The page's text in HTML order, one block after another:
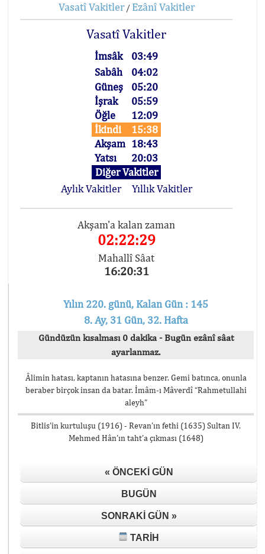
Vasatî Vakitler/ Ezânî Vakitler
Vasatî Vakitler
İmsâk
03:49
Sabâh
04:02
Güneş
05:20
İşrak
05:59
Öğle
12:09
İkindi
15:38
Akşam 18:43
Yatsı
20:03
Diğer Vakitler
Aylık Vakitler
Yıllık Vakitler
Akşam'a kalan zaman
02:22:29
Mahallî Sâat
16:20:31
Yılın 220. günü, Kalan Gün : 145
8. Ay, 31 Gün, 32. Hafta
Gündüzün kısalması 0 dakika - Bugün ezânî sâat
ayarlanmaz.
Âlimin hatası, kaptanın hatasına benzer. Gemi batınca, onunla
beraber birçok insan da batar. İmâm-ı Mâverdî “Rahmetullahi
aleyh”
Bitlis’in kurtuluşu (1916) - Revan’ın fethi (1635) Sultan IV.
Mehmed Hân’ın taht’a çıkması (1648)
« ÖNCEKI GÜN
BUGÜN
SONRAKI GÜN »
TARIH